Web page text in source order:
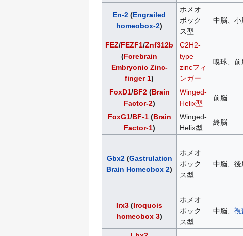
En-2 (Engrailed
homeobox-2)
ホメオ
ボック
ス型
中脳、小
FEZ/FEZF1/Znf312b
(Forebrain
Embryonic Zinc-
finger 1)
C2H2-
type
zincフィ
ンガー
嗅球、前
FoxD1/BF2(Brain
Factor-2)
Winged-
Helix型
前脳
FoxG1/BF-1(Brain
Factor-1)
Winged-
Helix型
終脳
Gbx2(Gastrulation
Brain Homeobox 2)
ホメオ
ボック
ス型
中脳、後
Irx3 (Iroquois
homeobox 3)
ホメオ
ボック
ス型
中脳、 視